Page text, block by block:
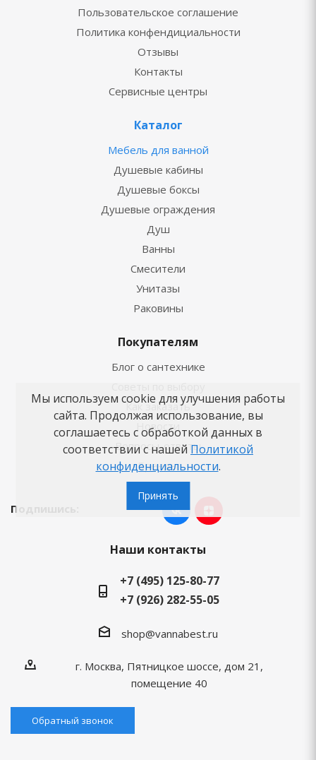
Пользовательское соглашение
Политика конфендициальности
Отзывы
Контакты
Сервисные центры
Каталог
Мебель для ванной
Душевые кабины
Душевые боксы
Душевые ограждения
Душ
Ванны
Смесители
Унитазы
Раковины
Покупателям
Блог о сантехнике
Как заказать
Новости
Вопросы-ответы
Бренды
Подпишись:
Наши контакты
+7 (495) 125-80-77
+7 (926) 282-55-05
shop@vannabest.ru
г. Москва, Пятницкое шоссе, дом 21,
помещение 40
Обратный звонок
Мы используем cookie для улучшения работы
сайта. Продолжая использование, вы
соглашаетесь с обработкой данных в
соответствии с нашей Политикой
конфиденциальности.
Принять